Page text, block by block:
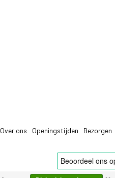
Over ons Openingstijden Bezorgen